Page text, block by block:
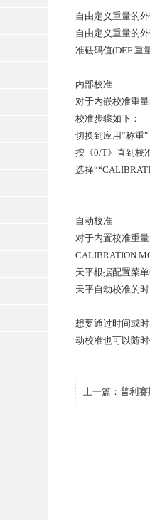
自由定义重量的
自由定义重量的
准砝码值(DEF 重
内部校准
对于内嵌校准重
校准步骤如下：
切换到应用“称重"
按《0/T》直到校
选择
自动校准
对于内置校准重
CALIBRATION
天平根据配置菜
天平自动校准的
想要通过时间或
动校准也可以随
上一篇： 普利赛